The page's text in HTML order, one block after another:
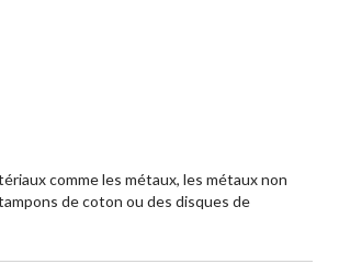
comme les métaux, les métaux non
de coton ou des disques de